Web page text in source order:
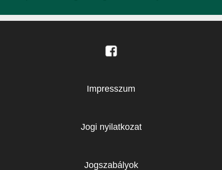
Impresszum
Jogi nyilatkozat
Jogszabályok